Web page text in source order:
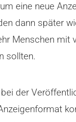
eine neue
dann später
Menschen
sollten.
der